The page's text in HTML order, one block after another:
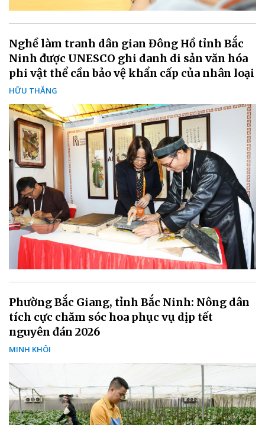
Nghề làm tranh dân gian Đông Hồ tỉnh Bắc
Ninh được UNESCO ghi danh di sản văn hóa
phi vật thể cần bảo vệ khẩn cấp của nhân loại
HỮU THẮNG
Phường Bắc Giang, tỉnh Bắc Ninh: Nông dân
tích cực chăm sóc hoa phục vụ dịp tết
nguyên đán 2026
MINH KHÔI